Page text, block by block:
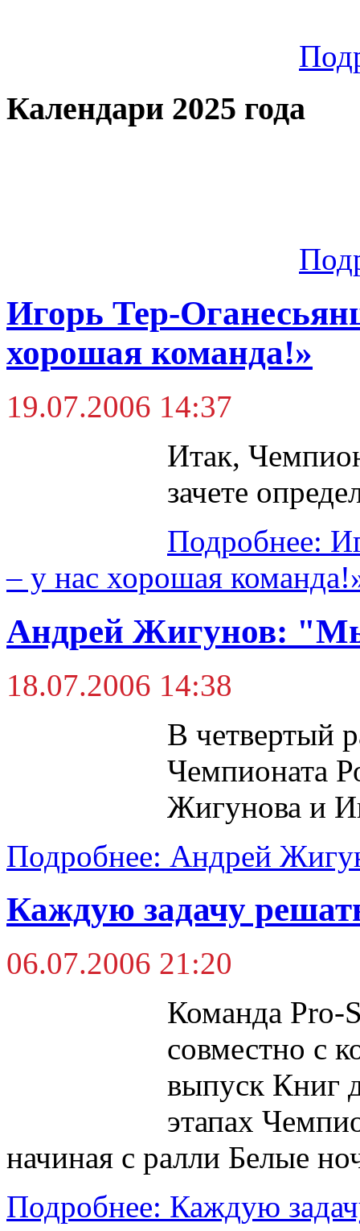
Календари 2025 года
Игорь Тер-
хорошая команда!»
19.07.2006 14:37
Итак,
зачете
Подробнее:
– у нас хорошая
Андрей Жигунов:
18.07.2006 14:38
В четвертый
Чемпионата
Жигунова и
Подробнее: Андрей
Каждую задачу
06.07.2006 21:20
Команда Pro-
совместно с
выпуск Книг
этапах
начиная с ралли Белые
Подробнее: Каждую